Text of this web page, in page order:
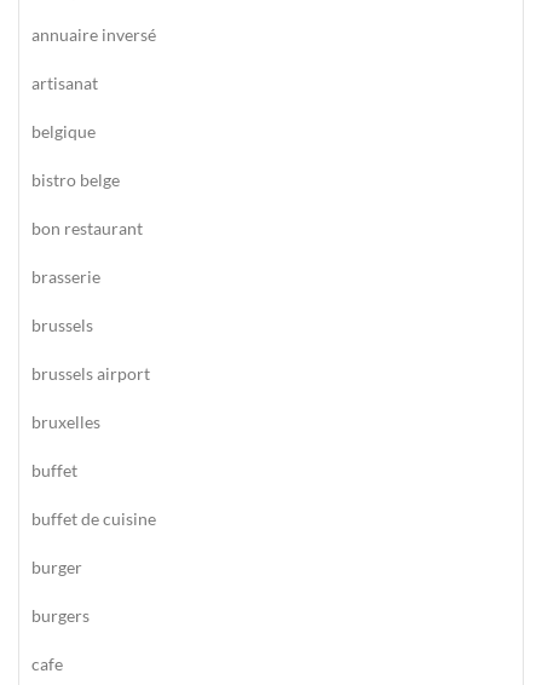
annuaire inversé
artisanat
belgique
bistro belge
bon restaurant
brasserie
brussels
brussels airport
bruxelles
buffet
buffet de cuisine
burger
burgers
cafe